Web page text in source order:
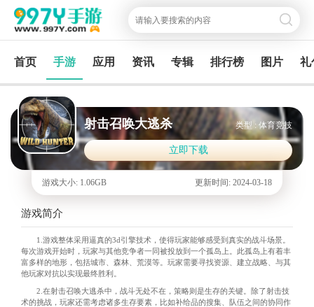
首页 手游 应用 资讯 专辑 排行榜 图片 礼
射击召唤大逃杀 类型 : 体育竞技
立即下载
游戏大小: 1.06GB 更新时间: 2024-03-18
游戏简介
1.游戏整体采用逼真的3d引擎技术，使得玩家能够感受到真实的战斗场景。
每次游戏开始时，玩家与其他竞争者一同被投放到一个孤岛上。此孤岛上有着丰
富多样的地形，包括城市、森林、荒漠等。玩家需要寻找资源、建立战略、与其
他玩家对抗以实现最终胜利。
2.在射击召唤大逃杀中，战斗无处不在，策略则是生存的关键。除了射击技
术的挑战，玩家还需考虑诸多生存要素，比如补给品的搜集、队伍之间的协同作